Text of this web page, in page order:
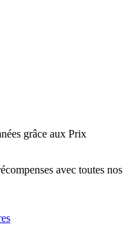
grâce aux Prix
avec toutes nos